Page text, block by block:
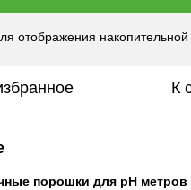
отображения накопительной
К
порошки для pH метров